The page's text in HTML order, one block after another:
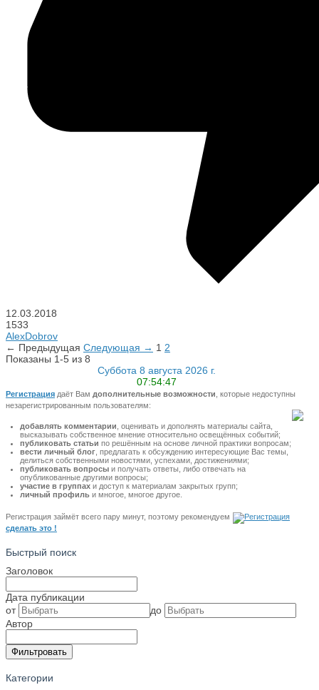
12.03.2018
1533
AlexDobrov
← Предыдущая Следующая → 1 2
Показаны 1-5 из 8
Суббота 8 августа 2026 г.
07:54:47
Регистрация даёт Вам дополнительные возможности , которые недоступны
незарегистрированным пользователям:
добавлять комментарии , оценивать и дополнять материалы сайта,
высказывать собственное мнение относительно освещённых событий;
публиковать статьи по решённым на основе личной практики вопросам;
вести личный блог , предлагать к обсуждению интересующие Вас темы,
делиться собственными новостями, успехами, достижениями;
публиковать вопросы и получать ответы, либо отвечать на
опубликованные другими вопросы;
участие в группах и доступ к материалам закрытых групп;
личный профиль и многое, многое другое.
Регистрация займёт всего пару минут, поэтому рекомендуем
сделать это !
Быстрый поиск
Заголовок
Дата публикации
от
до
Автор
Категории